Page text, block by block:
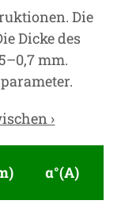
Die
Dicke des
mm.
›
α°(A)